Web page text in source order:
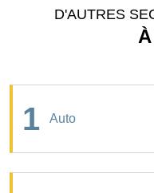
D'AUTRES
1 Auto